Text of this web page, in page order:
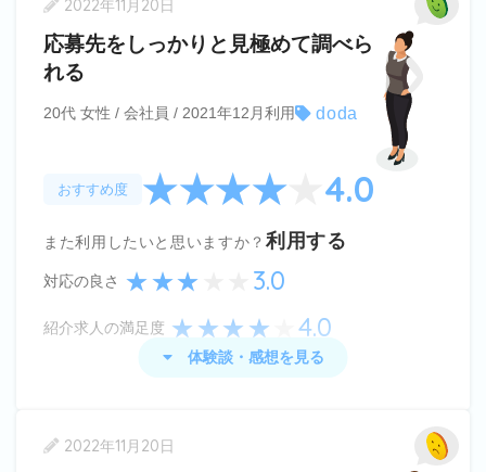
ています。
その一方で、それら求人は(当たり前ですが)、充分
な学歴や職歴を必要とする必要が多く、私は充分に
それらを持ち合わせていませんでしたので、書類選
考に通過できませんでした。
dodaエージェントさんは、希望勤務地や職種と遠
充分な学歴と職歴がない場合、dodaを使うことは
2022年11月20日
応募先をしっかりと見極めて調べら
れる
20代 女性 / 会社員 / 2021年12月利用 doda
おすすめ度 4.0
また利用したいと思いますか？ 利用する
対応の良さ 3.0
紹介求人の満足度 4.0
体験談・感想を見る
2022年11月20日